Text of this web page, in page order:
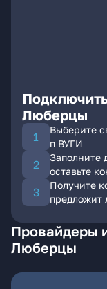
Люберцы
Выберите
п ВУГИ
Заполните
оставьте
Получите
предложит
Провайдеры
Люберцы